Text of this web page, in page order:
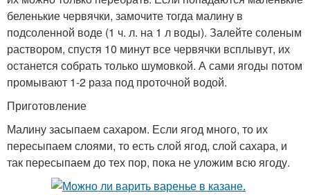
беленькие червячки, замочите тогда малину в
подсоленной воде (1 ч. л. на 1 л воды). Залейте соленым
раствором, спустя 10 минут все червячки всплывут, их
останется собрать только шумовкой. А сами ягоды потом
промывают 1-2 раза под проточной водой.
Приготовление
Малину засыпаем сахаром. Если ягод много, то их
пересыпаем слоями, то есть слой ягод, слой сахара, и
так пересыпаем до тех пор, пока не уложим всю ягоду.